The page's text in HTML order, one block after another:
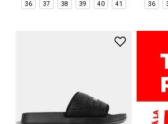
36 37 38 39 40 41 36